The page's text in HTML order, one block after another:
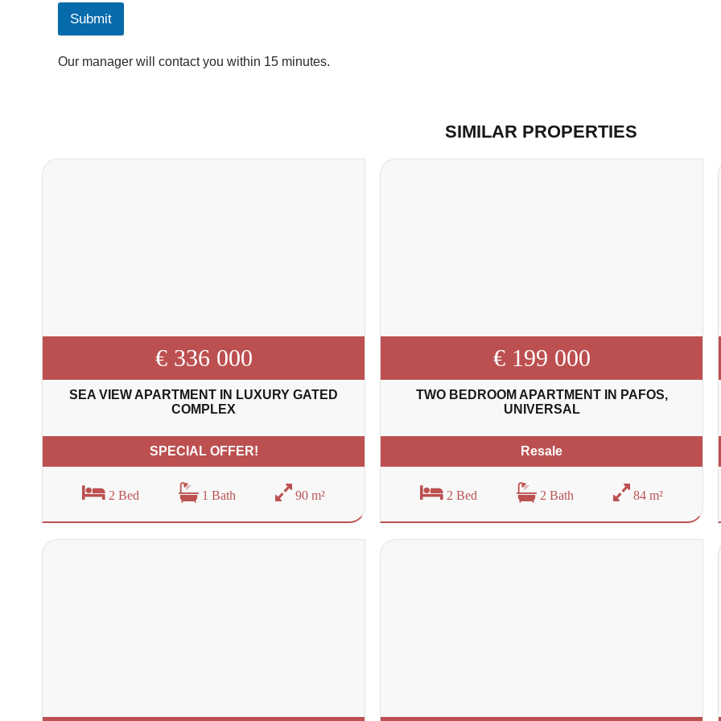
Submit
Our manager will contact you within 15 minutes.
SIMILAR PROPERTIES
€ 336 000
SEA VIEW APARTMENT IN LUXURY GATED
COMPLEX
SPECIAL OFFER!
2 Bed 1 Bath 90 m²
€ 199 000
TWO BEDROOM APARTMENT IN PAFOS,
UNIVERSAL
Resale
2 Bed 2 Bath 84 m²